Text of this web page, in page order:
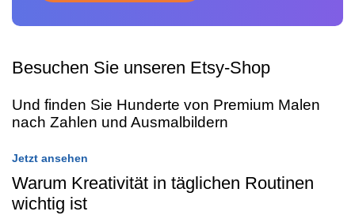
Besuchen Sie unseren Etsy-Shop
Und finden Sie Hunderte von Premium Malen
nach Zahlen und Ausmalbildern
Jetzt ansehen
Warum Kreativität in täglichen Routinen
wichtig ist